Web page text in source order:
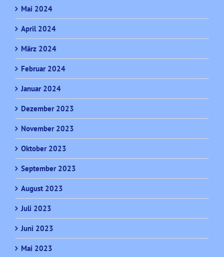
Mai 2024
April 2024
März 2024
Februar 2024
Januar 2024
Dezember 2023
November 2023
Oktober 2023
September 2023
August 2023
Juli 2023
Juni 2023
Mai 2023